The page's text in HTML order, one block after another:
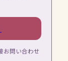
お問い合わせ